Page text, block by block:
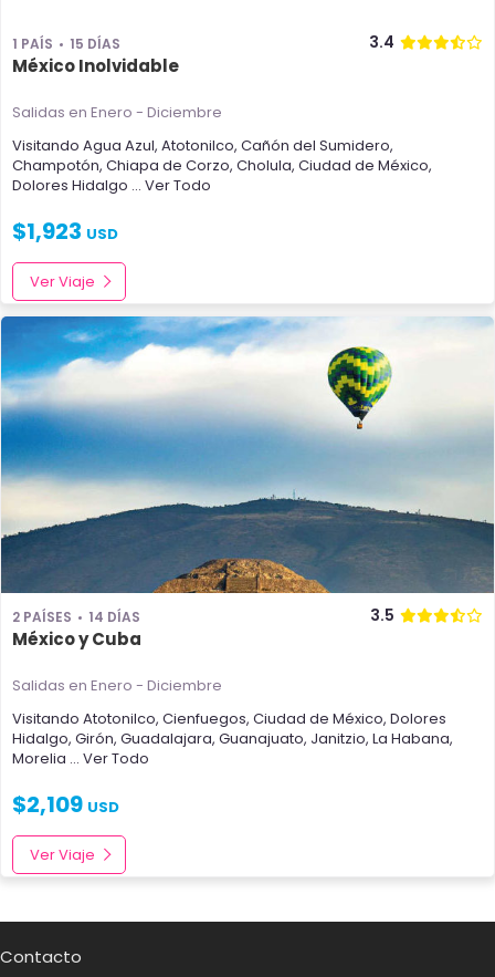
1 PAÍS 15 DÍAS 3.4
México Inolvidable
Salidas en Enero - Diciembre
Visitando Agua Azul, Atotonilco, Cañón del Sumidero,
Champotón, Chiapa de Corzo, Cholula, Ciudad de México,
Dolores Hidalgo ... Ver Todo
$1,923 USD
Ver Viaje
2 PAÍSES 14 DÍAS 3.5
México y Cuba
Salidas en Enero - Diciembre
Visitando Atotonilco, Cienfuegos, Ciudad de México, Dolores
Hidalgo, Girón, Guadalajara, Guanajuato, Janitzio, La Habana,
Morelia ... Ver Todo
$2,109 USD
Ver Viaje
Contacto